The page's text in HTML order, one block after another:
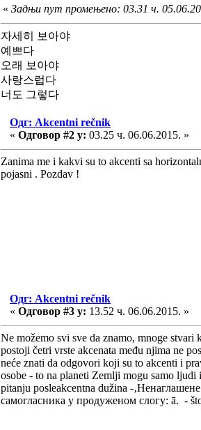
« Задњи пут промењено: 03.31 ч.
자세히 보아야
예쁘다
오래 보아야
사랑스럽다
너도 그렇다
Одг: Akcentni rečnik
« Одговор #2 у: 03.25 ч. 06.06.2015. »
Zanima me i kakvi su to akcenti sa
pojasni . Pozdav !
Одг: Akcentni rečnik
« Одговор #3 у: 13.52 ч. 06.06.2015. »
Ne možemo svi sve da znamo, mnoge
postoji četri vrste akcenata među njima ne
neće znati da odgovori koji su to akcenti i
osobe - to na planeti Zemlji mogu samo
pitanju posleakcentna dužina -
самогласника у продуженом слогу: ā. -